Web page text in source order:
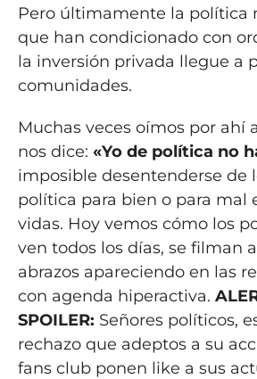
Pero últimamente la política
que han condicionado con
la inversión privada llegue a
comunidades.
Muchas veces oímos por ahí
nos dice: «Yo de política no
imposible desentenderse de
política para bien o para mal
vidas. Hoy vemos cómo los
ven todos los días, se filman
abrazos apareciendo en las
con agenda hiperactiva.
SPOILER: Señores políticos,
rechazo que adeptos a su
fans club ponen like a sus